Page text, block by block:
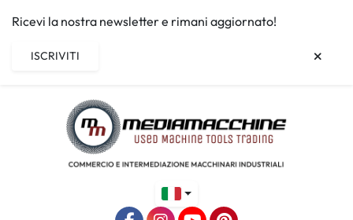
Ricevi la nostra newsletter e rimani aggiornato!
ISCRIVITI